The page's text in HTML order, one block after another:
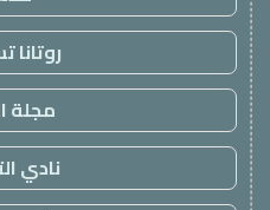
مجلة
نادي